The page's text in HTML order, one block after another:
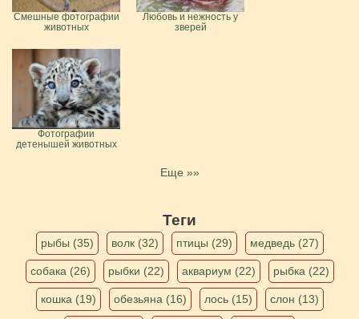
Смешные фотографии
животных
Любовь и нежность у
зверей
Фотографии
детенышей животных
Еще »»
Теги
рыбы (35) волк (32) птицы (29) медведь (27)
собака (26) рыбки (22) аквариум (22) рыбка (22)
кошка (19) обезьяна (16) лось (15) слон (13)